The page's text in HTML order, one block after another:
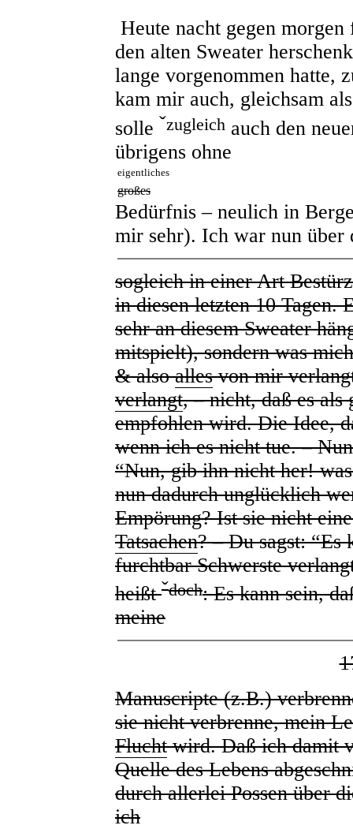
Heute nacht gegen
den alten Sweater
lange vorgenommen hatte,
kam mir auch, gleichsam
solle ˇzugleich auch den
übrigens ohne
eigentliches
großes
Bedürfnis – neulich in
mir sehr). Ich war nun über
sogleich in einer Art
in diesen letzten 10 Tagen.
sehr an diesem Sweater
mitspielt), sondern was
& alsoallesvon mir
verlangt, – nicht, daß es als
empfohlen wird. Die Idee,
wenn ich es nicht tue. –
“Nun, gib ihn nicht her!
nun dadurch unglücklich
Empörung? Ist sie nicht
Tatsachen? – Du sagst: “Es
furchtbar Schwerste
heißtˇdoch: Es kann sein,
meine
Manuscripte (z.B.)
sie nicht verbrenne, mein
Fluchtwird. Daß ich damit
Quelle des Lebens
durch allerlei Possen über
ich